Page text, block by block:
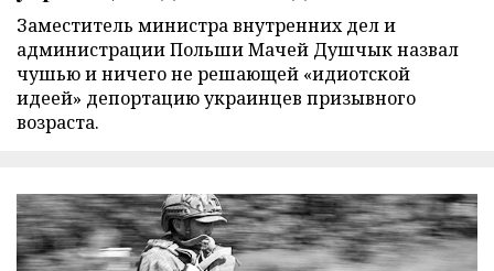
Заместитель министра внутренних дел и
администрации Польши Мачей Душчык назвал
чушью и ничего не решающей «идиотской
идеей» депортацию украинцев призывного
возраста.